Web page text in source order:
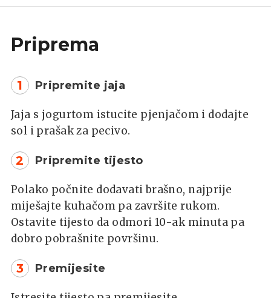
Priprema
1 Pripremite jaja
Jaja s jogurtom istucite pjenjačom i dodajte
sol i prašak za pecivo.
2 Pripremite tijesto
Polako počnite dodavati brašno, najprije
miješajte kuhačom pa završite rukom.
Ostavite tijesto da odmori 10-ak minuta pa
dobro pobrašnite površinu.
3 Premijesite